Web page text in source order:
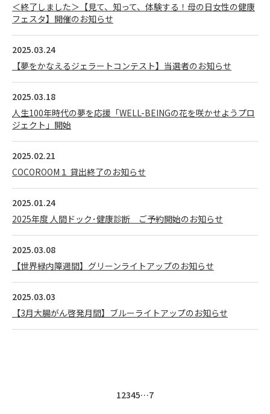
＜終了しました＞【見て、知って、体験する！母の日女性の健康
フェスタ】開催のお知らせ
2025.03.24
【夢をかなえるジェラートコンテスト】当選者のお知らせ
2025.03.18
人生100年時代の夢を応援「WELL-BEINGの花を咲かせようプロ
ジェクト」開始
2025.02.21
COCOROOM１ 貸出終了のお知らせ
2025.01.24
2025年度 人間ドック･健康診断 ご予約開始のお知らせ
2025.03.08
【世界緑内障週間】グリーンライトアップのお知らせ
2025.03.03
【3月大腸がん啓発月間】ブルーライトアップのお知らせ
12345…7